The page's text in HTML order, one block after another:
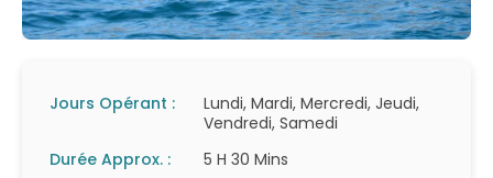
Jours Opérant :
Lundi, Mardi, Mercredi, Jeudi,
Vendredi, Samedi
Durée Approx. :
5 H 30 Mins